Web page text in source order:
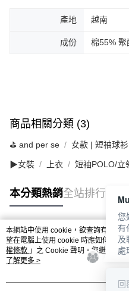
產地 越南
成份 棉55% 聚
商品相關分類 (3)
⛳️ and per se 女款 | 短袖球衫
▶女裝 上衣 短袖POLO/立
本分類熱銷全站排行
熱門標籤
本網站中使用 cookie，欲查詢有關本
望在電腦上使用 cookie 時應如何變更
權條款 」之 Cookie 聲明。您繼續使
用條款之 Cookie 聲明使用 cookie。
了解更多 >
您
有
及
處
回